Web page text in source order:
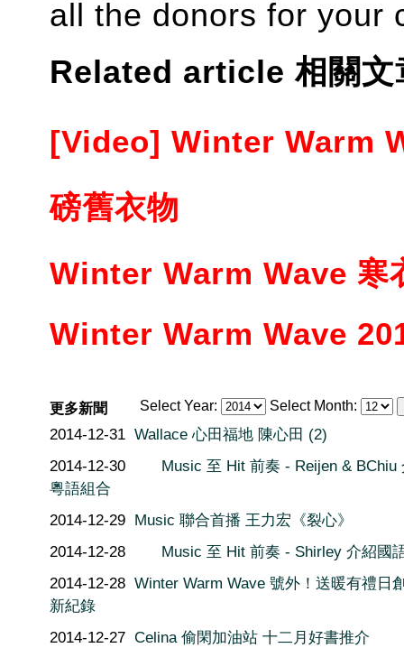
all the donors for your
Related article 相關文
[Video] Winter Warm
磅舊衣物
Winter Warm Wave 寒
Winter Warm Wave
Select Year: Select Month:
更多新聞
2014-12-31 Wallace 心田福地 陳心田 (2)
2014-12-30
Music 至 Hit 前奏 - Reijen & BChiu
粵語組合
2014-12-29 Music 聯合首播 王力宏《裂心》
2014-12-28
Music 至 Hit 前奏 - Shirley 介紹國
2014-12-28 Winter Warm Wave 號外！送暖有禮日
新紀錄
2014-12-27 Celina 偷閑加油站 十二月好書推介